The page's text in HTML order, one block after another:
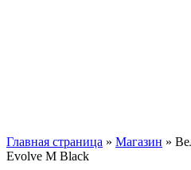
Главная страница » Магазин »
Evolve M Black